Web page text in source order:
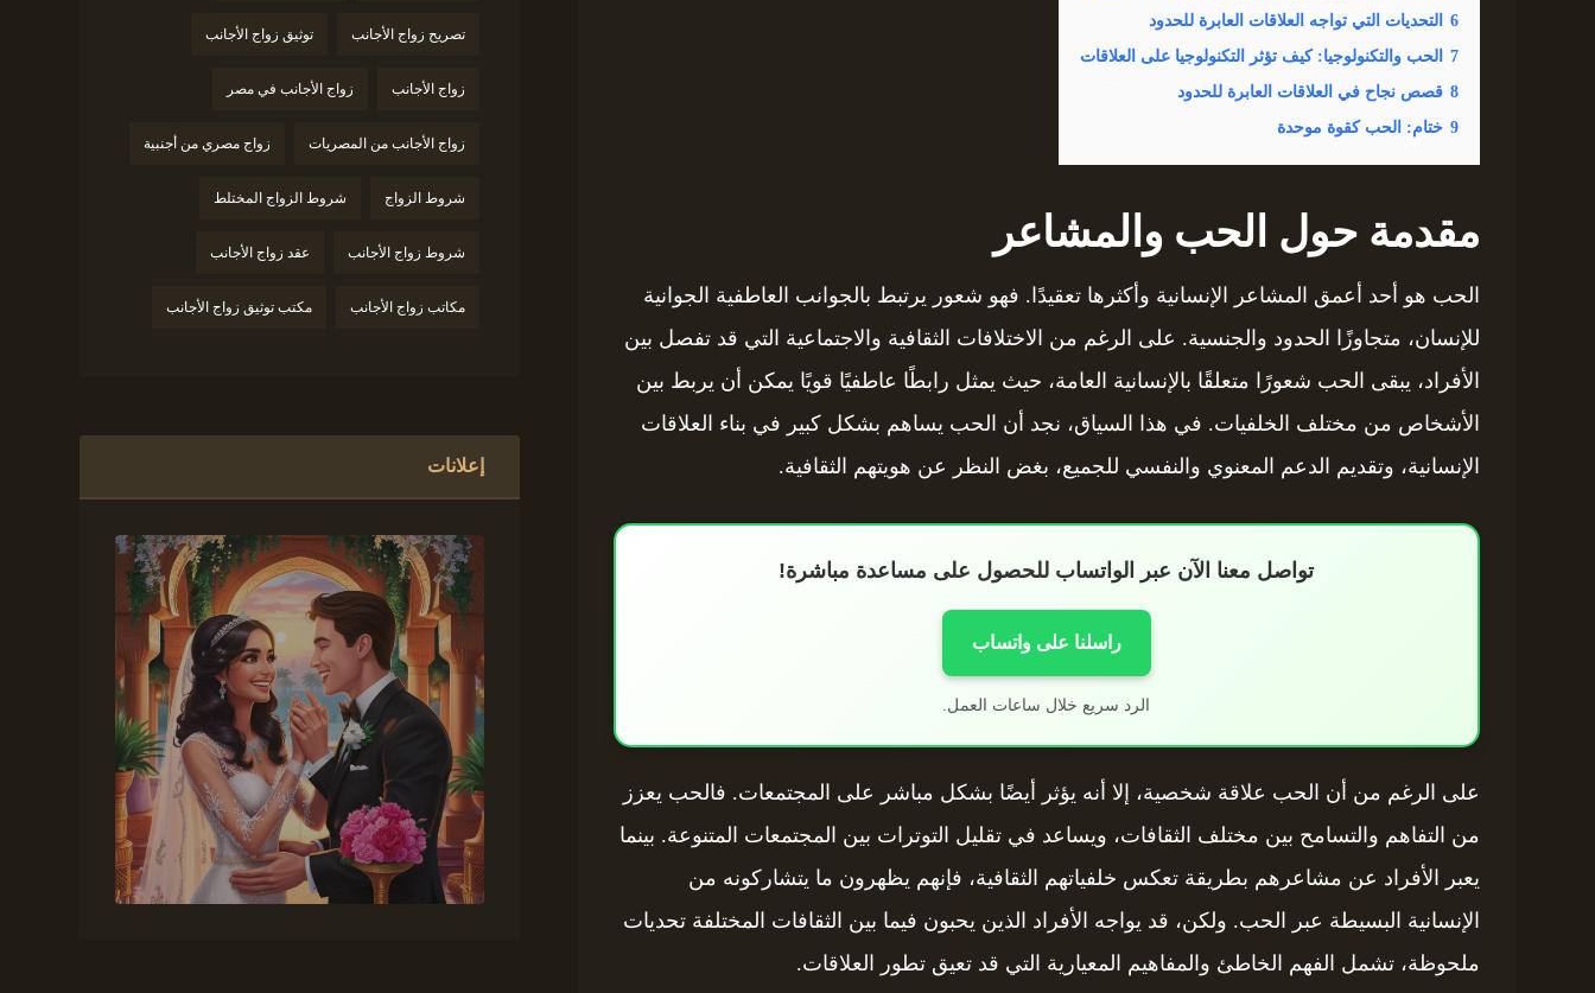
6
التحديات التي تواجه العلاقات العابرة للحدود
7
الحب والتكنولوجيا: كيف تؤثر التكنولوجيا على العلاقات
8 قصص نجاح في العلاقات العابرة للحدود
9 ختام: الحب كقوة موحدة
مقدمة حول الحب والمشاعر
الحب هو أحد أعمق المشاعر الإنسانية وأكثرها تعقيدًا. فهو شعور يرتبط بالجوانب العاطفية الجوانية
للإنسان، متجاوزًا الحدود والجنسية. على الرغم من الاختلافات الثقافية والاجتماعية التي قد تفصل بين
الأفراد، يبقى الحب شعورًا متعلقًا بالإنسانية العامة، حيث يمثل رابطًا عاطفيًا قويًا يمكن أن يربط بين
الأشخاص من مختلف الخلفيات. في هذا السياق، نجد أن الحب يساهم بشكل كبير في بناء العلاقات
الإنسانية، وتقديم الدعم المعنوي والنفسي للجميع، بغض النظر عن هويتهم الثقافية.
تواصل معنا الآن عبر الواتساب للحصول على مساعدة مباشرة!
راسلنا على واتساب
الرد سريع خلال ساعات العمل.
على الرغم من أن الحب علاقة شخصية، إلا أنه يؤثر أيضًا بشكل مباشر على المجتمعات. فالحب يعزز
من التفاهم والتسامح بين مختلف الثقافات، ويساعد في تقليل التوترات بين المجتمعات المتنوعة. بينما
يعبر الأفراد عن مشاعرهم بطريقة تعكس خلفياتهم الثقافية، فإنهم يظهرون ما يتشاركونه من
الإنسانية البسيطة عبر الحب. ولكن، قد يواجه الأفراد الذين يحبون فيما بين الثقافات المختلفة تحديات
ملحوظة، تشمل الفهم الخاطئ والمفاهيم المعيارية التي قد تعيق تطور العلاقات.
تصريح زواج الأجانب توثيق زواج الأجانب
زواج الأجانب زواج الأجانب في مصر
زواج الأجانب من المصريات زواج مصري من أجنبية
شروط الزواج شروط الزواج المختلط
شروط زواج الأجانب عقد زواج الأجانب
مكاتب زواج الأجانب مكتب توثيق زواج الأجانب
إعلانات